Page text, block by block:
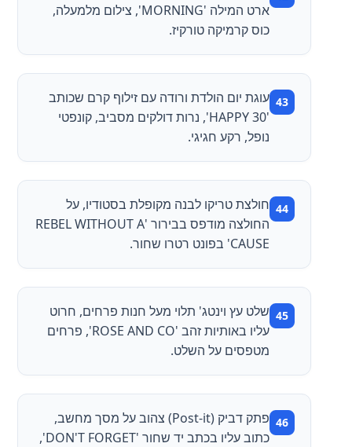
ארט המילה 'MORNING', צילום מלמעלה,
כוס קרמיקה טורקיז.
עוגת יום הולדת ורודה עם זילוף קרם שכותב
'HAPPY 30', נרות דולקים מסביב, קונפטי
נופל, רקע חגיגי.
חולצת טריקו לבנה מקופלת בסטודיו, על
החולצה מודפס בבירור 'REBEL WITHOUT A
CAUSE' בפונט רטרו שחור.
שלט עץ וינטג' תלוי מעל חנות פרחים, חרוט
עליו באותיות זהב 'ROSE AND CO', פרחים
מטפסים על השלט.
פתק דביק (Post-it) צהוב על מסך מחשב,
כתוב עליו בכתב יד שחור 'DON'T FORGET',